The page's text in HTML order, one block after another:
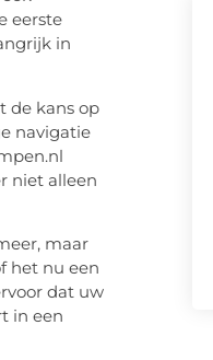
eerste
in
de kans op
navigatie
niet alleen
maar
het nu een
dat uw
in een